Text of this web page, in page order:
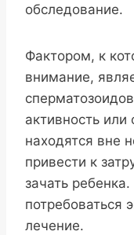
обследование.
Фактором, к
внимание,
активность
находятся вне
привести к
зачать
потребоваться
лечение.